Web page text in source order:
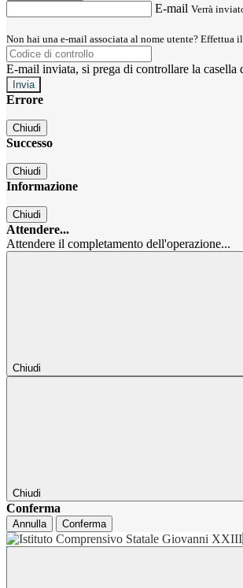
E-mail Verrà
Non hai una e-mail associata al nome utente? Effettua
E-mail inviata, si prega di controllare la casella
Errore
Chiudi
Successo
Chiudi
Informazione
Chiudi
Attendere...
Attendere il completamento dell'operazione...
Chiudi
Chiudi
Conferma
Annulla Conferma